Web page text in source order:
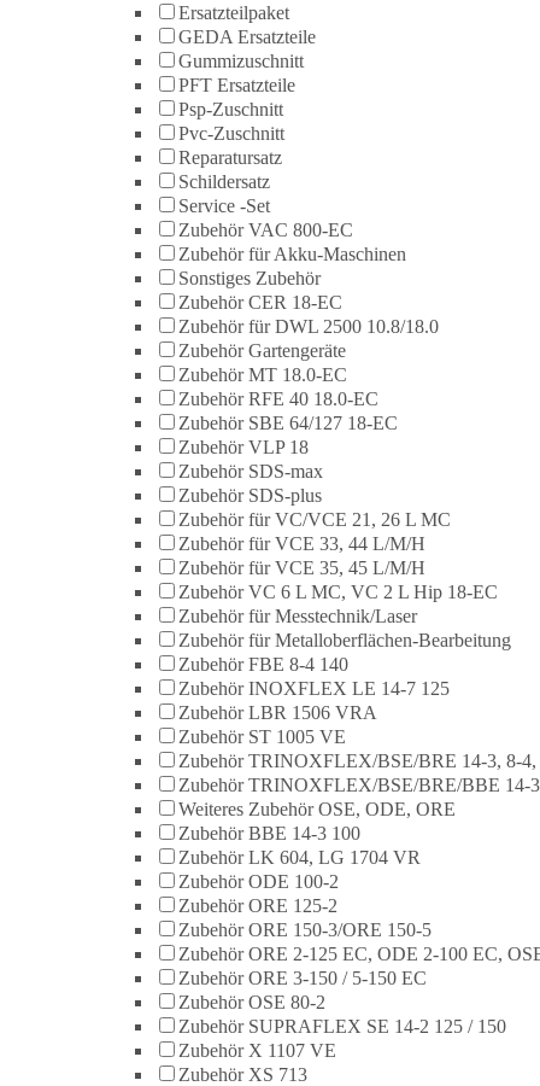
Ersatzteilpaket
GEDA Ersatzteile
Gummizuschnitt
PFT Ersatzteile
Psp-Zuschnitt
Pvc-Zuschnitt
Reparatursatz
Schildersatz
Service -Set
Zubehör VAC 800-EC
Zubehör für Akku-Maschinen
Sonstiges Zubehör
Zubehör CER 18-EC
Zubehör für DWL 2500 10.8/18.0
Zubehör Gartengeräte
Zubehör MT 18.0-EC
Zubehör RFE 40 18.0-EC
Zubehör SBE 64/127 18-EC
Zubehör VLP 18
Zubehör SDS-max
Zubehör SDS-plus
Zubehör für VC/VCE 21, 26 L MC
Zubehör für VCE 33, 44 L/M/H
Zubehör für VCE 35, 45 L/M/H
Zubehör VC 6 L MC, VC 2 L Hip 18-EC
Zubehör für Messtechnik/Laser
Zubehör für Metalloberflächen-Bearbeitung
Zubehör FBE 8-4 140
Zubehör INOXFLEX LE 14-7 125
Zubehör LBR 1506 VRA
Zubehör ST 1005 VE
Zubehör TRINOXFLEX/BSE/BRE 14-3, 8-
Zubehör TRINOXFLEX/BSE/BRE/BBE 14-3
Weiteres Zubehör OSE, ODE, ORE
Zubehör BBE 14-3 100
Zubehör LK 604, LG 1704 VR
Zubehör ODE 100-2
Zubehör ORE 125-2
Zubehör ORE 150-3/ORE 150-5
Zubehör ORE 2-125 EC, ODE 2-100 EC,
Zubehör ORE 3-150 / 5-150 EC
Zubehör OSE 80-2
Zubehör SUPRAFLEX SE 14-2 125 / 150
Zubehör X 1107 VE
Zubehör XS 713